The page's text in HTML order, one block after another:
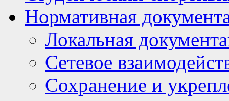
Нормативная
Локальная
Сетевое
Сохранение и